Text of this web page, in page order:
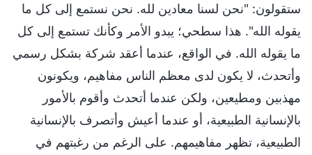
ستقولون: "نحن لسنا معادين لله. نحن نستمع إلى كل ما
يقوله الله". هذا سطحي؛ يبدو الأمر وكأنك تستمع إلى كل
ما يقوله الله. في الواقع، عندما أعقد شركة بشكل رسمي
وأتحدث، لا يكون لدى معظم الناس مفاهيم، ويكونون
مهذبين ومطيعين، ولكن عندما أتحدث وأقوم بالأمور
بالإنسانية الطبيعية، أو عندما أعيش وأتصرف بالإنسانية
الطبيعية، تظهر مفاهيمهم. على الرغم من رغبتهم في